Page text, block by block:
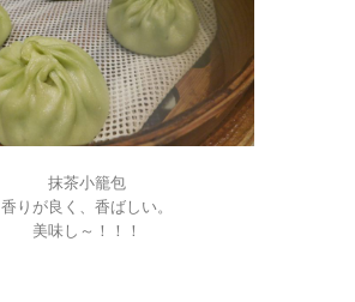
抹茶小籠包
香りが良く、香ばしい。
美味し～！！！